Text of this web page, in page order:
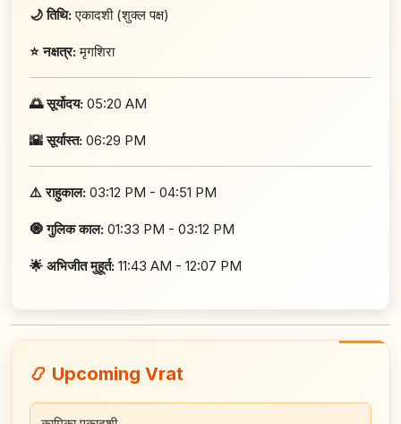
🌙 तिथि:एकादशी (शुक्ल पक्ष)
⭐ नक्षत्र:मृगशिरा
🌅 सूर्योदय: 05:20 AM
🌇 सूर्यास्त: 06:29 PM
⚠️ राहुकाल: 03:12 PM - 04:51 PM
🧿 गुलिक काल: 01:33 PM - 03:12 PM
🌟 अभिजीत मुहूर्त: 11:43 AM - 12:07 PM
📿 Upcoming Vrat